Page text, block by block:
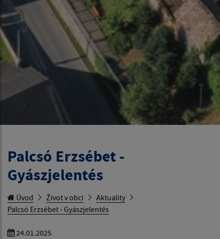
Palcsó Erzsébet -
Gyászjelentés
Úvod Život v obci
Aktuality
Palcsó Erzsébet - Gyászjelentés
24.01.2025